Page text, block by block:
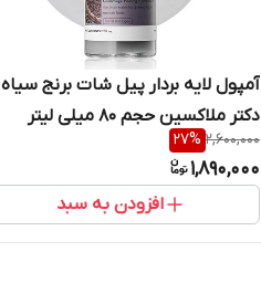
آمپول لایه بردار پیل شات برنج سیاه
دکتر ملاکسین حجم ۸۰ میلی لیتر
2,600,000
27%
1,890,000
افزودن به سبد